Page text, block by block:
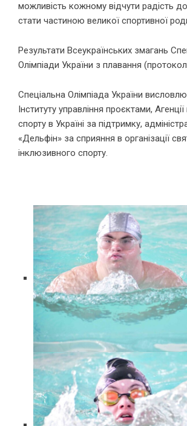
можливість кожному відчути радість
стати частиною великої спортивної
Результати Всеукраїнських змагань
Олімпіади України з плавання
Спеціальна Олімпіада України
Інституту управління проєктами,
спорту в Україні за підтримку,
«Дельфін» за сприяння в організації
інклюзивного спорту.